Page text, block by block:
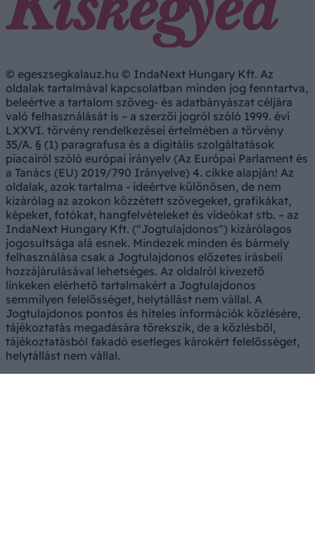
© egeszsegkalauz.hu © IndaNext Hungary Kft. Az
oldalak tartalmával kapcsolatban minden jog fenntartva,
beleértve a tartalom szöveg- és adatbányászat céljára
való felhasználását is – a szerzői jogról szóló 1999. évi
LXXVI. törvény rendelkezései értelmében a törvény
35/A. § (1) paragrafusa és a digitális szolgáltatások
piacairól szóló európai irányelv (Az Európai Parlament és
a Tanács (EU) 2019/790 Irányelve) 4. cikke alapján! Az
oldalak, azok tartalma - ideértve különösen, de nem
kizárólag az azokon közzétett szövegeket, grafikákat,
képeket, fotókat, hangfelvételeket és videókat stb. – az
IndaNext Hungary Kft. ("Jogtulajdonos") kizárólagos
jogosultsága alá esnek. Mindezek minden és bármely
felhasználása csak a Jogtulajdonos előzetes írásbeli
hozzájárulásával lehetséges. Az oldalról kivezető
linkeken elérhető tartalmakért a Jogtulajdonos
semmilyen felelősséget, helytállást nem vállal. A
Jogtulajdonos pontos és hiteles információk közlésére,
tájékoztatás megadására törekszik, de a közlésből,
tájékoztatásból fakadó esetleges károkért felelősséget,
helytállást nem vállal.